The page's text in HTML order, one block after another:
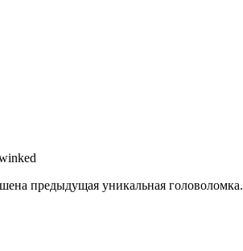
предыдущая уникальная головоломка.